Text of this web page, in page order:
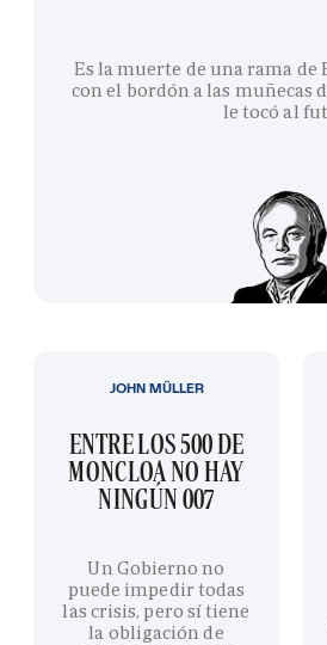
Es la muerte de una rama de
con el bordón a las muñecas
le tocó al
ENTRE LOS 500 DE
MONCLOA NO HAY
NINGÚN 007
Un Gobierno no
puede impedir todas
las crisis, pero sí tiene
la obligación de
JOHN MÜLLER